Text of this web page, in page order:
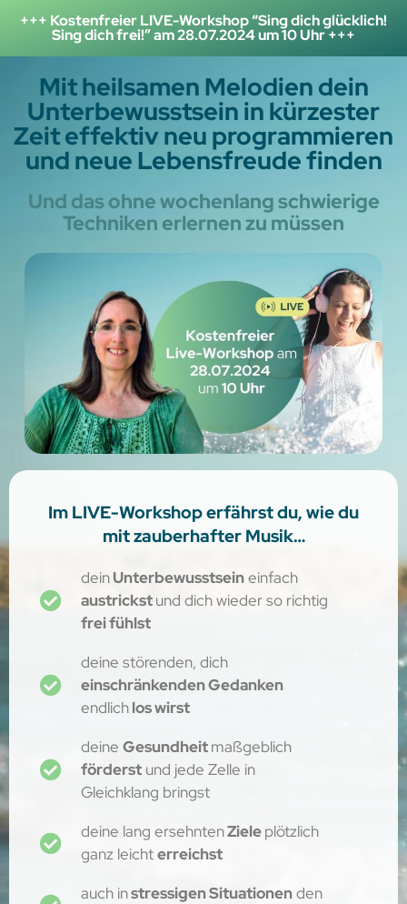
+++ Kostenfreier LIVE-Workshop “Sing dich glücklich!
Sing dich frei!” am 28.07.2024 um 10 Uhr +++
Mit heilsamen Melodien dein
Unterbewusstsein in kürzester
Zeit effektiv neu programmieren
und neue Lebensfreude finden
Und das ohne wochenlang schwierige
Techniken erlernen zu müssen
Im LIVE-Workshop erfährst du, wie du
mit zauberhafter Musik…
deinUnterbewusstseineinfach
austrickstund dich wieder so richtig
frei fühlst
deine störenden, dich
einschränkenden Gedanken
endlichlos wirst
deineGesundheitmaßgeblich
förderst und jede Zelle in
Gleichklang bringst
deine lang ersehntenZieleplötzlich
ganz leichterreichst
auch instressigen Situationenden